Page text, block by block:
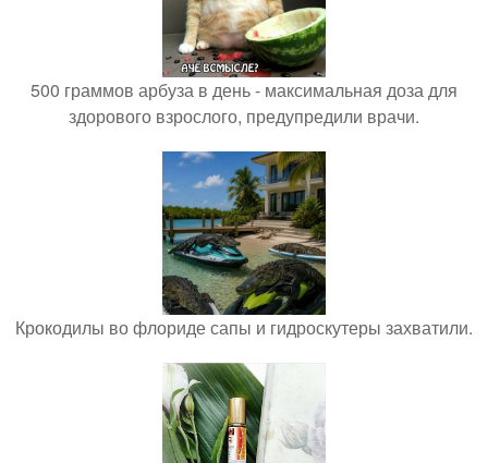
500 граммов арбуза в день - максимальная доза для
здорового взрослого, предупредили врачи.
Крокодилы во флориде сапы и гидроскутеры захватили.